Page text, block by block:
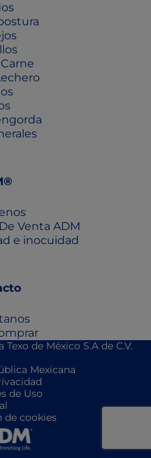
Venta ADM
e inocuidad
de México S.A de C.V.
Mexicana
de Uso
de cookies